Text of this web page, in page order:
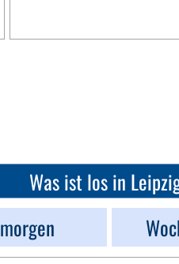
Was ist los in
morgen